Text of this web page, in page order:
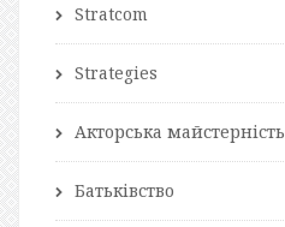
Stratcom
Strategies
Акторська майстерність
Батьківство